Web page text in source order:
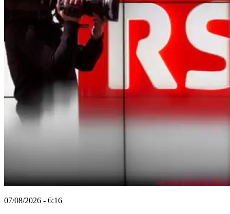
07/08/2026 - 6:16